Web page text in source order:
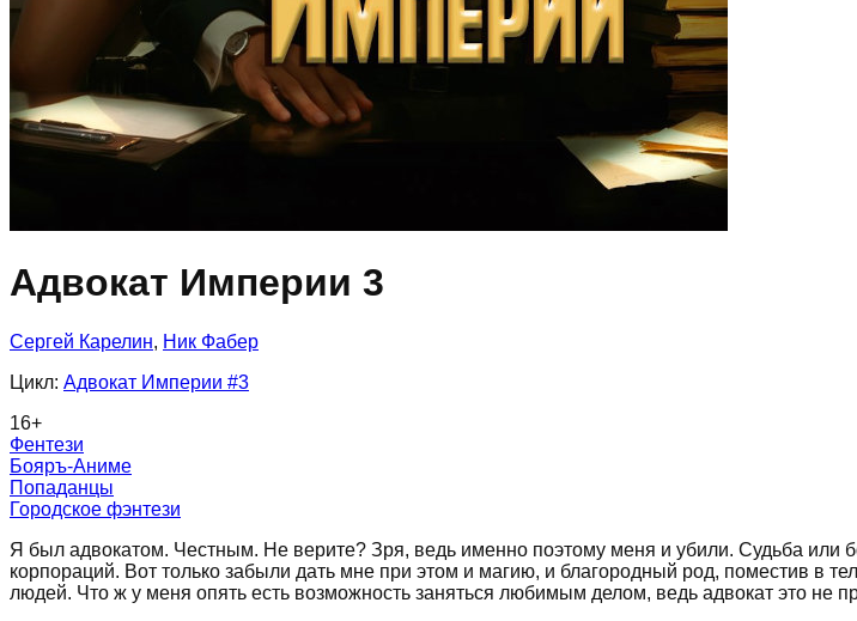
Адвокат Империи 3
Сергей Карелин, Ник Фабер
Цикл: Адвокат Империи #3
16+
Фентези
Бояръ-Аниме
Попаданцы
Городское фэнтези
Я был адвокатом. Честным. Не верите? Зря, ведь именно поэтому меня и убили. Судьба или
корпораций. Вот только забыли дать мне при этом и магию, и благородный род, поместив в
людей. Что ж у меня опять есть возможность заняться любимым делом, ведь адвокат это не